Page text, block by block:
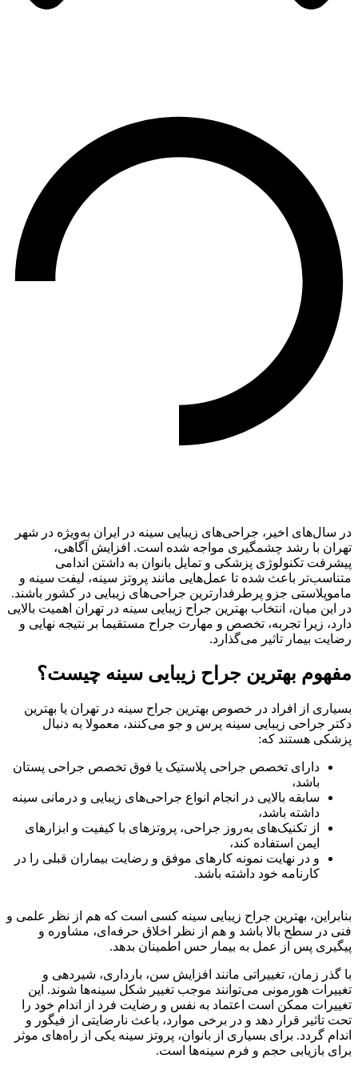
در سال‌های اخیر، جراحی‌های زیبایی سینه در ایران به‌ویژه در شهر
تهران با رشد چشمگیری مواجه شده است. افزایش آگاهی،
پیشرفت تکنولوژی پزشکی و تمایل بانوان به داشتن اندامی
متناسب‌تر باعث شده تا عمل‌هایی مانند پروتز سینه، لیفت سینه و
ماموپلاستی جزو پرطرفدارترین جراحی‌های زیبایی در کشور باشند.
در این میان، انتخاب بهترین جراح زیبایی سینه در تهران اهمیت بالایی
دارد، زیرا تجربه، تخصص و مهارت جراح مستقیما بر نتیجه نهایی و
رضایت بیمار تاثیر می‌گذارد.
مفهوم بهترین جراح زیبایی سینه چیست؟
بسیاری از افراد در خصوص بهترین جراح سینه در تهران یا بهترین
دکتر جراحی زیبایی سینه پرس و جو می‌کنند، معمولا به‌ دنبال
پزشکی هستند که:
دارای تخصص جراحی پلاستیک یا فوق‌ تخصص جراحی پستان
باشد،
سابقه بالایی در انجام انواع جراحی‌های زیبایی و درمانی سینه
داشته باشد،
از تکنیک‌های به‌روز جراحی، پروتزهای با کیفیت و ابزارهای
ایمن استفاده کند،
و در نهایت نمونه‌ کارهای موفق و رضایت بیماران قبلی را در
کارنامه خود داشته باشد.
بنابراین، بهترین جراح زیبایی سینه کسی است که هم از نظر علمی و
فنی در سطح بالا باشد و هم از نظر اخلاق حرفه‌ای، مشاوره و
پیگیری پس از عمل به بیمار حس اطمینان بدهد.
با گذر زمان، تغییراتی مانند افزایش سن، بارداری، شیردهی و
تغییرات هورمونی می‌توانند موجب تغییر شکل سینه‌ها شوند. این
تغییرات ممکن است اعتماد به نفس و رضایت فرد از اندام خود را
تحت تاثیر قرار دهد و در برخی موارد، باعث نارضایتی از فیگور و
اندام گردد. برای بسیاری از بانوان، پروتز سینه یکی از راه‌های موثر
برای بازیابی حجم و فرم سینه‌ها است.